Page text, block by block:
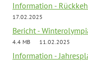
Information -
17.02.2025
Bericht -
4.4 MB
11.02.2025
Information -